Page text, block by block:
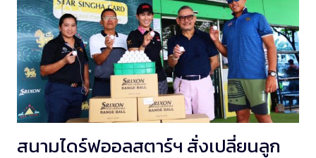
สนามไดร์ฟออลสตาร์ฯ สั่งเปลี่ยนลูก